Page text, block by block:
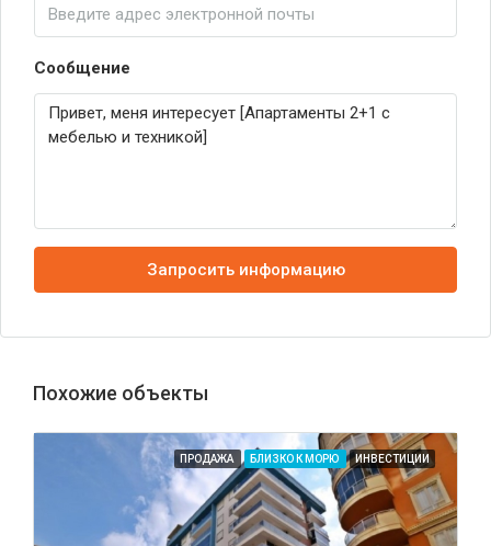
Сообщение
Запросить информацию
Похожие объекты
ПРОДАЖА БЛИЗКО К МОРЮ ИНВЕСТИЦИИ